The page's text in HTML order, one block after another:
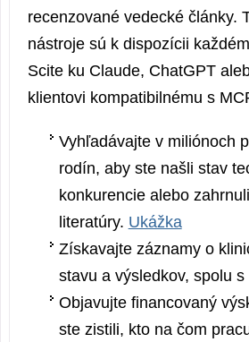
recenzované vedecké články.
nástroje sú k dispozícii
Scite ku Claude, ChatGPT
klientovi kompatibilnému s
Vyhľadávajte v miliónoch
rodín, aby ste našli stav
konkurencie alebo
literatúry. U­kážka
Získavajte záznamy o
stavu a výsledkov, spolu
Objavujte financovaný
ste zistili, kto na čom